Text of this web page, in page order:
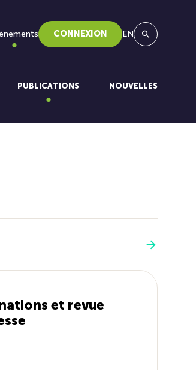
CONNEXION EN
PUBLICATIONS NOUVELLES
et revue